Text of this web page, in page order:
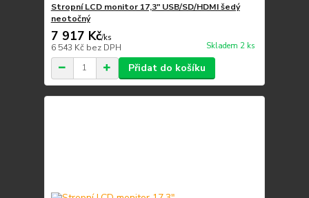
Stropní LCD monitor 17,3" USB/SD/HDMI šedý
neotočný
7 917 Kč/ks
6 543 Kč bez DPH Skladem 2 ks
Přidat do košíku